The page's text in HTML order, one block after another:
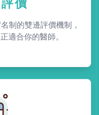
價
制的雙邊評價機制，
適合你的醫師。